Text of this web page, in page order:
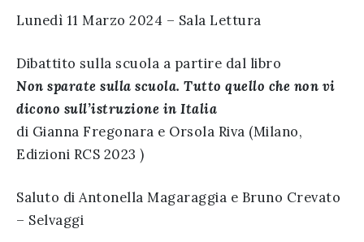
Lunedì 11 Marzo 2024 – Sala Lettura
Dibattito sulla scuola a partire dal libro
Non sparate sulla scuola. Tutto quello che non vi
dicono sull’istruzione in Italia
di Gianna Fregonara e Orsola Riva (Milano,
Edizioni RCS 2023 )
Saluto di Antonella Magaraggia e Bruno Crevato
– Selvaggi